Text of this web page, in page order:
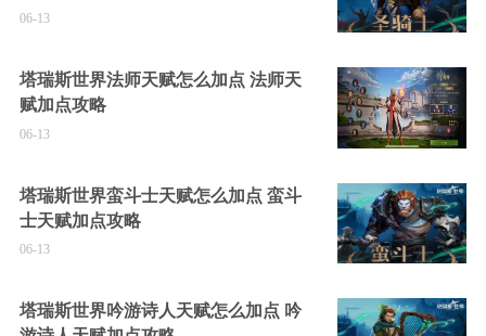
06-13
塔瑞斯世界法师天赋怎么加点 法师天
赋加点攻略
06-13
塔瑞斯世界蛮斗士天赋怎么加点 蛮斗
士天赋加点攻略
06-13
塔瑞斯世界吟游诗人天赋怎么加点 吟